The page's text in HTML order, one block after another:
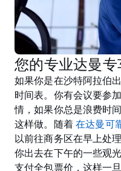
您的专业达曼
如果你是在沙特阿拉伯
时间表。你有会议要参
情，如果你总是浪费时
这样做。随着在达曼可
以前往商务区在早上处
你出去在下午的一些观
支付全包票价，这样一